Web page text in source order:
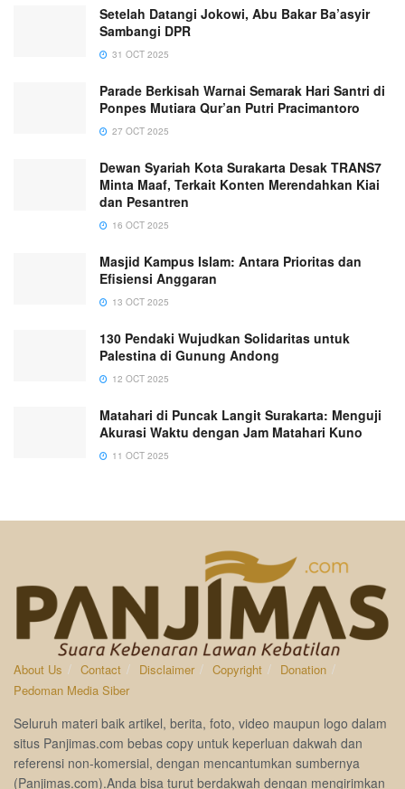
Setelah Datangi Jokowi, Abu Bakar Ba’asyir
Sambangi DPR
31 OCT 2025
Parade Berkisah Warnai Semarak Hari Santri di
Ponpes Mutiara Qur’an Putri Pracimantoro
27 OCT 2025
Dewan Syariah Kota Surakarta Desak TRANS7
Minta Maaf, Terkait Konten Merendahkan Kiai
dan Pesantren
16 OCT 2025
Masjid Kampus Islam: Antara Prioritas dan
Efisiensi Anggaran
13 OCT 2025
130 Pendaki Wujudkan Solidaritas untuk
Palestina di Gunung Andong
12 OCT 2025
Matahari di Puncak Langit Surakarta: Menguji
Akurasi Waktu dengan Jam Matahari Kuno
11 OCT 2025
About Us Contact Disclaimer Copyright
Donation
Pedoman Media Siber
Seluruh materi baik artikel, berita, foto, video maupun logo dalam
situs Panjimas.com bebas copy untuk keperluan dakwah dan
referensi non-komersial, dengan mencantumkan sumbernya
(Panjimas.com).Anda bisa turut berdakwah dengan mengirimkan